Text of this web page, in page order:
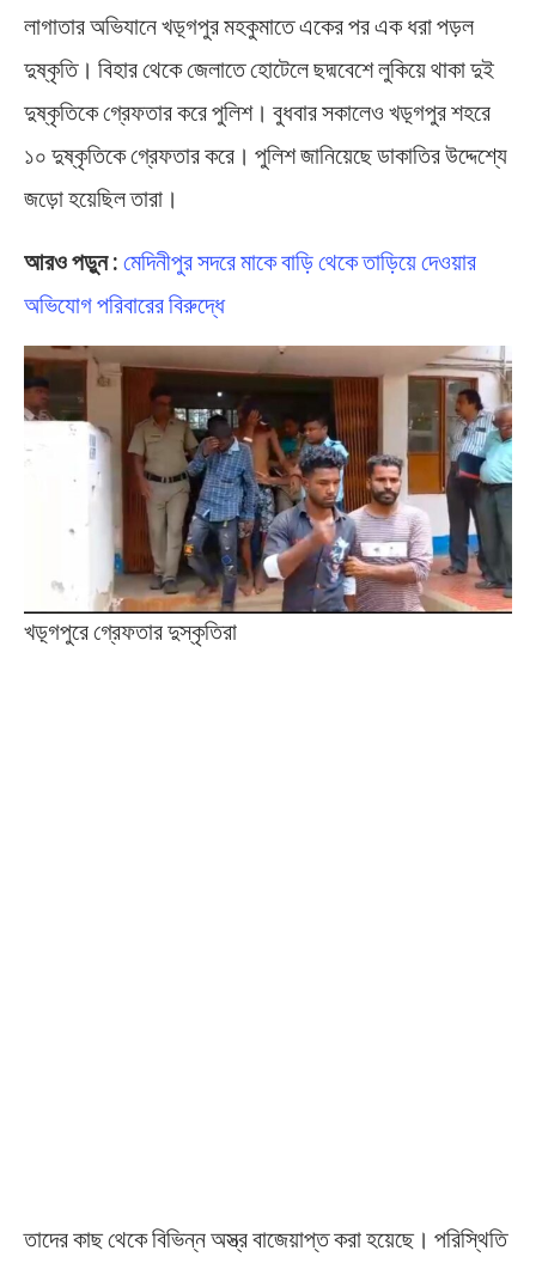
লাগাতার অভিযানে খড়্গপুর মহকুমাতে একের পর এক ধরা পড়ল
দুষ্কৃতি। বিহার থেকে জেলাতে হোটেলে ছদ্মবেশে লুকিয়ে থাকা দুই
দুষ্কৃতিকে গ্রেফতার করে পুলিশ। বুধবার সকালেও খড়্গপুর শহরে
১০ দুষ্কৃতিকে গ্রেফতার করে। পুলিশ জানিয়েছে ডাকাতির উদ্দেশ্যে
জড়ো হয়েছিল তারা।
আরও পড়ুন : মেদিনীপুর সদরে মাকে বাড়ি থেকে তাড়িয়ে দেওয়ার
অভিযোগ পরিবারের বিরুদ্ধে
খড়্গপুরে গ্রেফতার দুস্কৃতিরা
তাদের কাছ থেকে বিভিন্ন অস্ত্র বাজেয়াপ্ত করা হয়েছে। পরিস্থিতি